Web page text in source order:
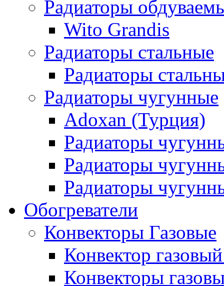
Радиаторы
Wito Grandis
Радиаторы стальные
Радиаторы
Радиаторы чугунные
Adoxan (Турция)
Радиаторы
Радиаторы
Радиаторы
Обогреватели
Конвекторы Газовые
Конвектор
Конвекторы